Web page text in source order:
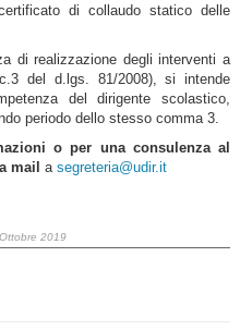
di collaudo statico delle
di realizzazione degli interventi a
del d.lgs. 81/2008), si intende
del dirigente scolastico,
periodo dello stesso comma 3.
o per una consulenza al
mail a segreteria@udir.it
2019